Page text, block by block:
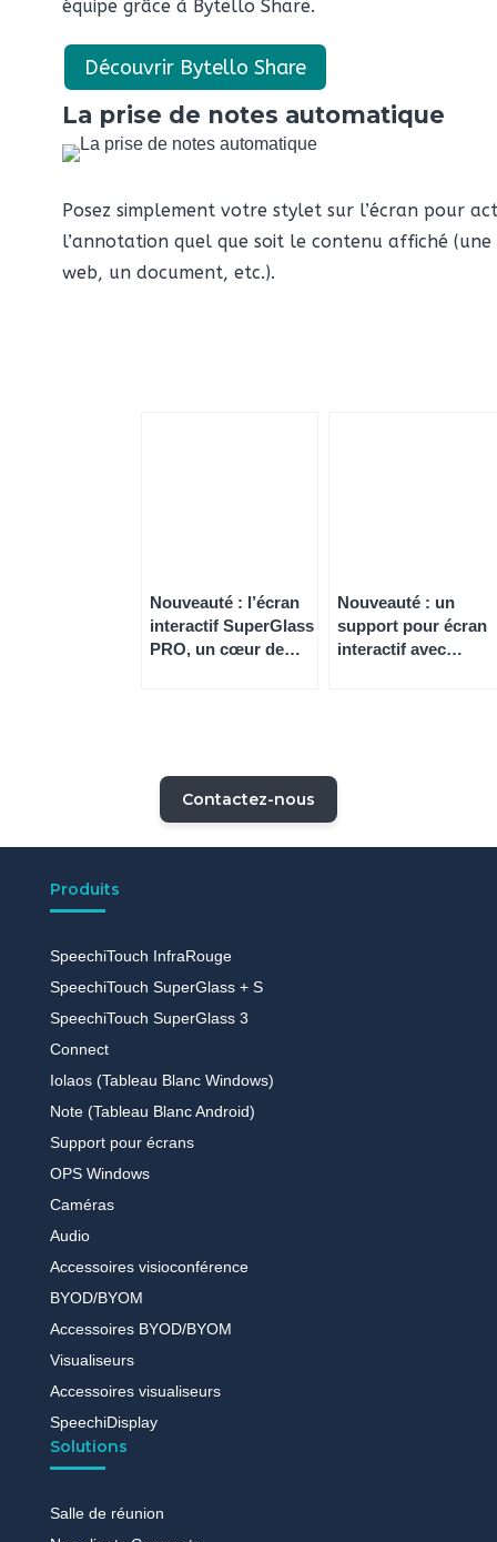
équipe grâce à Bytello Share.
Découvrir Bytello Share
La prise de notes automatique
Posez simplement votre stylet sur l’écran pour
l’annotation quel que soit le contenu affiché (une
web, un document, etc.).
Nouveauté : l’écran
interactif SuperGlass
PRO, un cœur de
Nouveauté : un
support pour écran
interactif avec
Contactez-nous
Produits
SpeechiTouch InfraRouge
SpeechiTouch SuperGlass + S
SpeechiTouch SuperGlass 3
Connect
Iolaos (Tableau Blanc Windows)
Note (Tableau Blanc Android)
Support pour écrans
OPS Windows
Caméras
Audio
Accessoires visioconférence
BYOD/BYOM
Accessoires BYOD/BYOM
Visualiseurs
Accessoires visualiseurs
SpeechiDisplay
Solutions
Salle de réunion